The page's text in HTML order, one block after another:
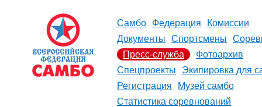
Самбо Федерация
Комиссии
Документы
Спортсмены
Пресс-служба
Фотоархив
Спецпроекты
Экипировка для
Регистрация
Музей самбо
Статистика соревнований